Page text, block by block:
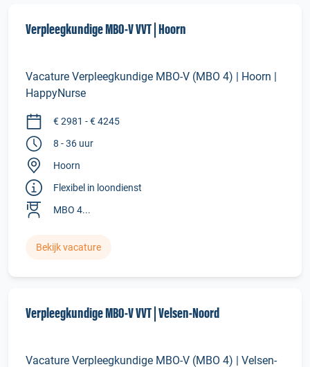
Verpleegkundige MBO‑V VVT | Hoorn
Vacature Verpleegkundige MBO-V (MBO 4) | Hoorn |
HappyNurse
€ 2981 - € 4245
8 - 36 uur
Hoorn
Flexibel in loondienst
MBO 4...
Bekijk vacature
Verpleegkundige MBO‑V VVT | Velsen‑Noord
Vacature Verpleegkundige MBO-V (MBO 4) | Velsen-